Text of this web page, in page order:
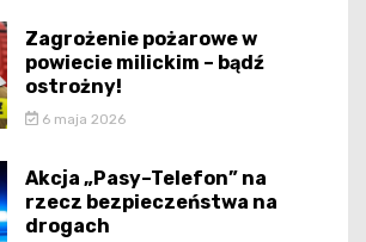
Zagrożenie pożarowe w
powiecie milickim – bądź
ostrożny!
6 maja 2026
Akcja „Pasy–Telefon” na
rzecz bezpieczeństwa na
drogach